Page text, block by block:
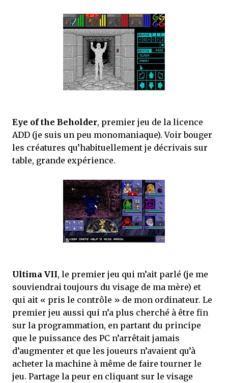
Eye of the Beholder, premier jeu de la licence
ADD (je suis un peu monomaniaque). Voir bouger
les créatures qu’habituellement je décrivais sur
table, grande expérience.
Ultima VII, le premier jeu qui m’ait parlé (je me
souviendrai toujours du visage de ma mère) et
qui ait « pris le contrôle » de mon ordinateur. Le
premier jeu aussi qui n’a plus cherché à être fin
sur la programmation, en partant du principe
que le puissance des PC n’arrêtait jamais
d’augmenter et que les joueurs n’avaient qu’à
acheter la machine à même de faire tourner le
jeu. Partage la peur en cliquant sur le visage